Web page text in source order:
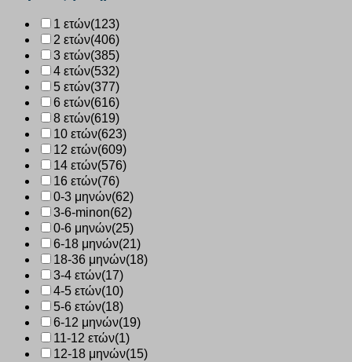
1 ετών(123)
2 ετών(406)
3 ετών(385)
4 ετών(532)
5 ετών(377)
6 ετών(616)
8 ετών(619)
10 ετών(623)
12 ετών(609)
14 ετών(576)
16 ετών(76)
0-3 μηνών(62)
3-6-minon(62)
0-6 μηνών(25)
6-18 μηνών(21)
18-36 μηνών(18)
3-4 ετών(17)
4-5 ετών(10)
5-6 ετών(18)
6-12 μηνών(19)
11-12 ετών(1)
12-18 μηνών(15)